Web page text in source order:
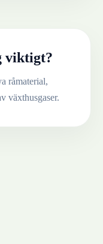
viktigt?
råmaterial,
växthusgaser.